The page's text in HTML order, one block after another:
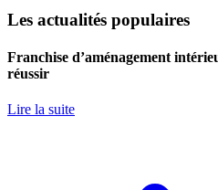
Les actualités populaires
Franchise d’aménagement
réussir
Lire la suite